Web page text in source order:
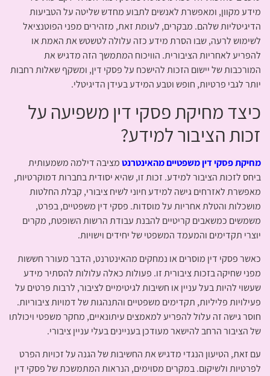
מידע מקוון, ומאפשרת לאנשים לתבוע מחדש שליטה על הטביעות
הדיגיטליות שלהם. מבקרים, לעומת זאת, מזהירים מפני הפוטנציאל
לשימוש לרעה, שבו הסרת מידע כזה עלולה לטשטש את האמת או
להפריע לאחריות הציבורית. הוויכוח המתמשך הזה מדגיש את
המורכבות של יישום הזכות להישכח על פסקי דין, ומשקף שאלות רחבות
יותר לגבי פרטיות, חופש וטבע המידע בעידן הדיגיטלי.
כיצד מחיקת פסקי דין משפיעה על
זכות הציבור למידע?
מחיקת פסקי דין משפטיים מהאינטרנטמציבה דילמה משמעותית
ביחס לזכות הציבור למידע. זכות זו, שהיא יסודית בחברות דמוקרטיות,
מאפשרת לאזרחים גישה למידע חיוני לשיח ציבורי, קבלת החלטות
מושכלות והטלת אחריות על מוסדות. פסקי דין משפטיים, בפרט,
משמשים כמשאבים קריטיים להבנת עבודת הרשות השופטת, מקרים
יוצרי תקדימים והמעמד המשפטי של יחידים וישויות.
כאשר פסקי דין מוסרים או נמחקים מהאינטרנט, הדבר מעורר חששות
מפני שחיקה בזכות ציבורית זו. פעולות כאלה עלולות להסתיר מידע
שעשוי להיות בעל עניין או חשיבות לגיטימיים לציבור, לרבות פרטים על
פעילויות פליליות, תקדימים משפטיים והתנהגות של דמויות ציבוריות.
חוסר גישה זה עלול להפריע למאמצים עיתונאיים, מחקר משפטי ויכולתו
של הציבור הרחב להישאר מעודכן בעניינים בעלי עניין ציבורי.
עם זאת, הטיעון הנגדי מדגיש את החשיבות של הגנה על זכויות הפרט
לפרטיות ולשיקום. במקרים מסוימים, הנראות המתמשכת של פסקי דין